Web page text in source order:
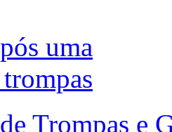
Trompas e